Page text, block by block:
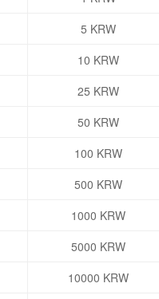
5 KRW
10 KRW
25 KRW
50 KRW
100 KRW
500 KRW
1000 KRW
5000 KRW
10000 KRW